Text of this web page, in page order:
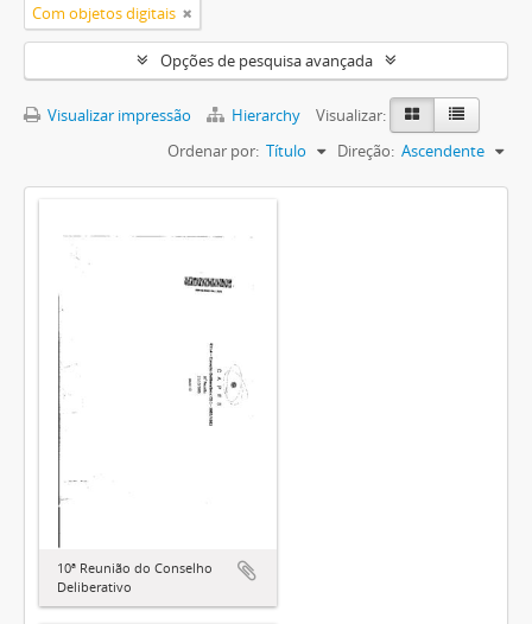
Com objetos digitais
Opções de pesquisa avançada
Visualizar impressão Hierarchy
Visualizar:
Ordenar por: Título Direção: Ascendente
10ª Reunião do Conselho
Deliberativo